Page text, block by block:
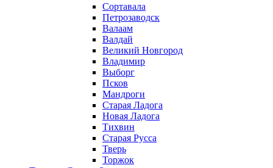
Сортавала
Петрозаводск
Валаам
Валдай
Великий Новгород
Владимир
Выборг
Псков
Мандроги
Старая Ладога
Новая Ладога
Тихвин
Старая Русса
Тверь
Торжок